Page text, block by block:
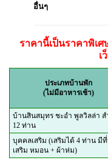
อื่นๆ
ราคานี้เป็นราคาพิเ
เ
ประเภทบ้านพัก
(ไม่มีอาหารเช้า)
บ้านสินสมุทร ชะอำ พูลวิลล่า ส
12 ท่าน
บุคคลเสริม (เสริมได้ 4 ท่าน มี
เสริม หมอน + ผ้าห่ม)